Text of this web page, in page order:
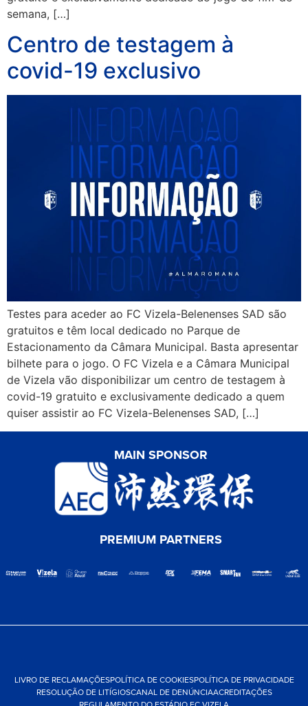
semana, […]
Centro de testagem à
covid-19 exclusivo
Testes para aceder ao FC Vizela-Belenenses SAD são
gratuitos e têm local dedicado no Parque de
Estacionamento da Câmara Municipal. Basta apresentar
bilhete para o jogo. O FC Vizela e a Câmara Municipal
de Vizela vão disponibilizar um centro de testagem à
covid-19 gratuito e exclusivamente dedicado a quem
quiser assistir ao FC Vizela-Belenenses SAD, […]
MAIN SPONSOR
PREMIUM PARTNERS
LIVRO DE RECLAMAÇÕESPOLÍTICA DE COOKIESPOLÍTICA DE PRIVACIDADE
RESOLUÇÃO DE LITÍGIOSCANAL DE DENÚNCIAACREDITAÇÕES